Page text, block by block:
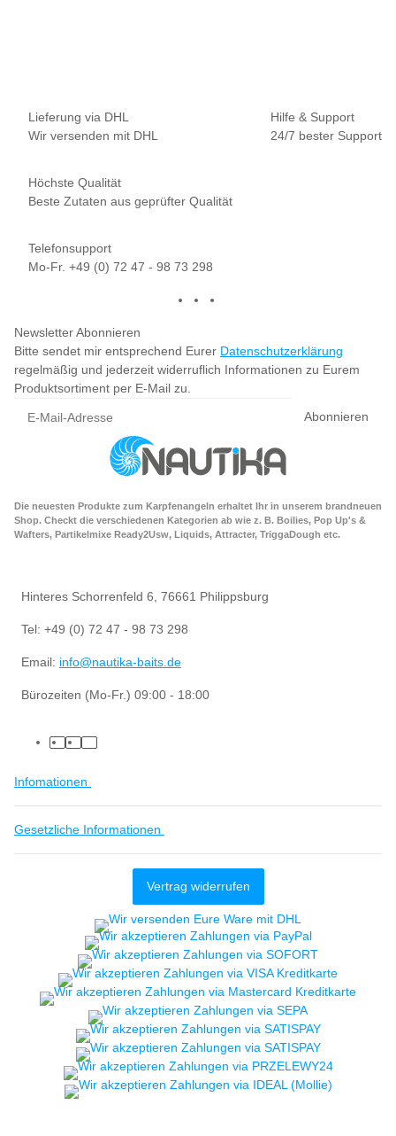
Lieferung via DHL
Wir versenden mit DHL
Hilfe & Support
24/7 bester Support
Höchste Qualität
Beste Zutaten aus geprüfter Qualität
Telefonsupport
Mo-Fr. +49 (0) 72 47 - 98 73 298
Newsletter Abonnieren
Bitte sendet mir entsprechend Eurer Datenschutzerklärung
regelmäßig und jederzeit widerruflich Informationen zu Eurem
Produktsortiment per E-Mail zu.
Abonnieren
Die neuesten Produkte zum Karpfenangeln erhaltet Ihr in unserem brandneuen
Shop. Checkt die verschiedenen Kategorien ab wie z. B. Boilies, Pop Up's &
Wafters, Partikelmixe Ready2Usw, Liquids, Attracter, TriggaDough etc.
Hinteres Schorrenfeld 6, 76661 Philippsburg
Tel: +49 (0) 72 47 - 98 73 298
Email: info@nautika-baits.de
Bürozeiten (Mo-Fr.) 09:00 - 18:00
Infomationen
Gesetzliche Informationen
Vertrag widerrufen